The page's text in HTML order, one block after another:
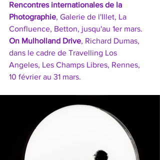
Rencontres internationales de la
Photographie, Galerie de l'Illet, La
Confluence, Betton, jusqu'au 1er mars.
On Mulholland Drive, Richard Dumas,
dans le cadre de Travelling Los
Angeles, Les Champs Libres, Rennes,
10 février au 31 mars.